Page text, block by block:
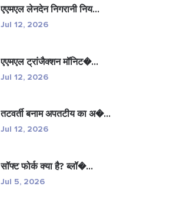
एएमएल लेनदेन निगरानी निय...
Jul 12, 2026
एएमएल ट्रांजैक्शन मॉनिट�...
Jul 12, 2026
तटवर्ती बनाम अपतटीय का अ�...
Jul 12, 2026
सॉफ्ट फोर्क क्या है? ब्लॉ�...
Jul 5, 2026